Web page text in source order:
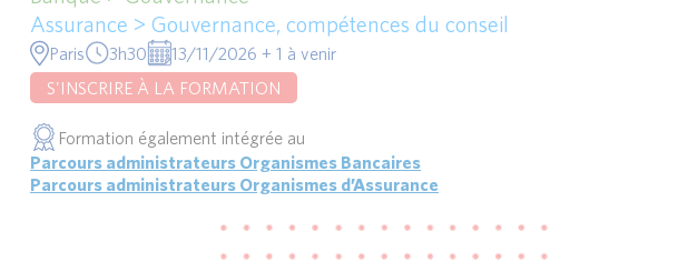
Assurance > Gouvernance, compétences du conseil
Paris 3h30
13/11/2026 + 1 à venir
S'INSCRIRE À LA FORMATION
Formation également intégrée au
Parcours administrateurs Organismes Bancaires
Parcours administrateurs Organismes d’Assurance